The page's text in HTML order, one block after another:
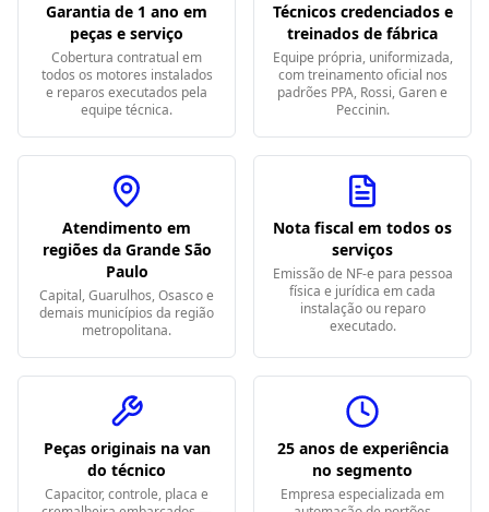
Garantia de 1 ano em
peças e serviço
Cobertura contratual em
todos os motores instalados
e reparos executados pela
equipe técnica.
Técnicos credenciados e
treinados de fábrica
Equipe própria, uniformizada,
com treinamento oficial nos
padrões PPA, Rossi, Garen e
Peccinin.
Atendimento em
regiões da Grande São
Paulo
Capital, Guarulhos, Osasco e
demais municípios da região
metropolitana.
Nota fiscal em todos os
serviços
Emissão de NF-e para pessoa
física e jurídica em cada
instalação ou reparo
executado.
Peças originais na van
do técnico
Capacitor, controle, placa e
25 anos de experiência
no segmento
Empresa especializada em